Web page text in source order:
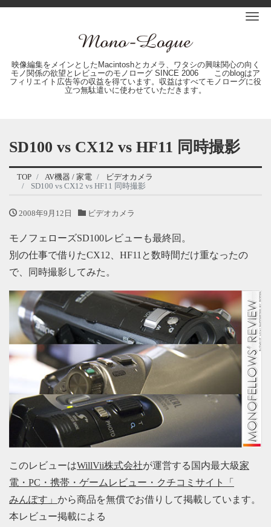
映像編集をメインとしたMacintoshとカメラ、ワタシの興味関心の向く
モノ関係の欲望とレビューのモノローグ SINCE 2006 このblogはア
フィリエイト広告等の収益を得ています。収益はすべてモノローグに役
立つ無駄遣いに使わせていただきます。
SD100 vs CX12 vs HF11 同時撮影
TOP AV機器 / 家電
ビデオカメラ
SD100 vs CX12 vs HF11 同時撮影
2008年9月12日 ビデオカメラ
モノフェローズSD100レビューも最終回。
別の仕事で借りたCX12、HF11と数時間だけ重なったの
で、同時撮影してみた。
このレビューはWillVii株式会社が運営する国内最大級家
電・PC・携帯・ゲームレビュー・クチコミサイト「
みんぽす」 から商品を無償でお借りして掲載しています。
本レビュー掲載による